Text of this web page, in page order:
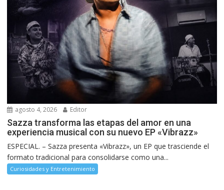
agosto 4, 2026 Editor
Sazza transforma las etapas del amor en una
experiencia musical con su nuevo EP «Vibrazz»
ESPECIAL. – Sazza presenta «Vibrazz», un EP que trasciende el
formato tradicional para consolidarse como una...
Curiosidades y Entretenimiento